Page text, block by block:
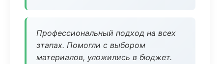
Профессиональный подход на всех
этапах. Помогли с выбором
материалов, уложились в бюджет.